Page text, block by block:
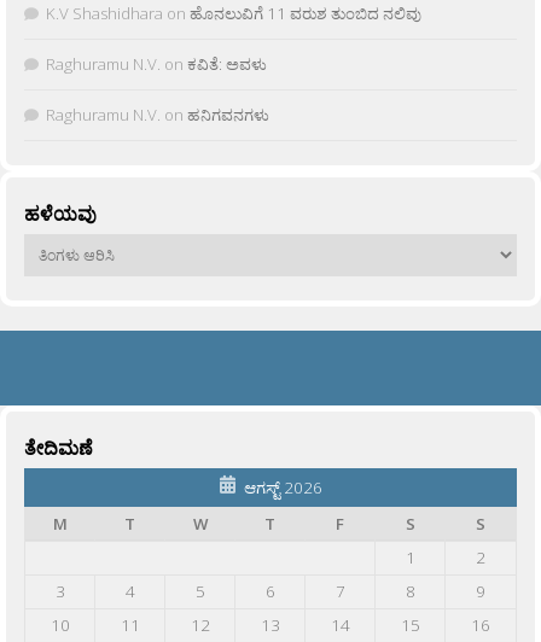
K.V Shashidhara on ಹೊನಲುವಿಗೆ 11 ವರುಶ ತುಂಬಿದ ನಲಿವು
Raghuramu N.V. on ಕವಿತೆ: ಅವಳು
Raghuramu N.V. on ಹನಿಗವನಗಳು
ಹಳೆಯವು
ಹಳೆಯವು
ತೇದಿಮಣೆ
ಆಗಸ್ಟ್ 2026
M
T W T F S
S
1
2
3
4 5 6 7 8
9
10
11 12 13 14 15
16